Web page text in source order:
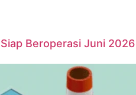
Beroperasi Juni 2026